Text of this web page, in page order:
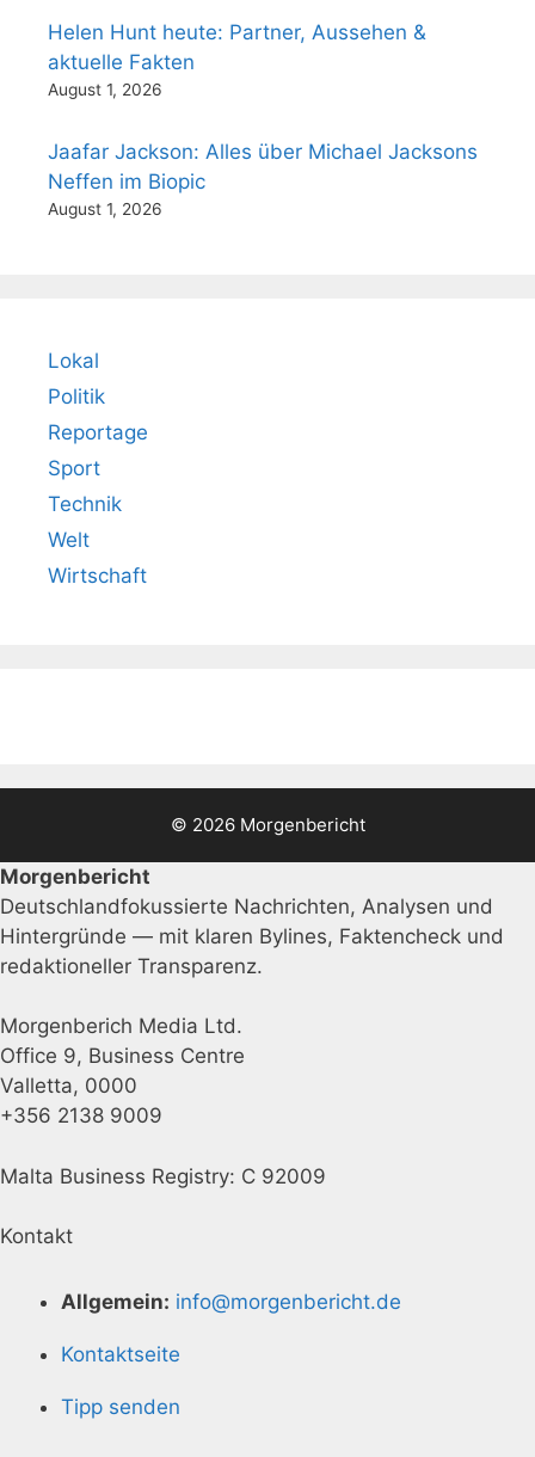
Helen Hunt heute: Partner, Aussehen &
aktuelle Fakten
August 1, 2026
Jaafar Jackson: Alles über Michael Jacksons
Neffen im Biopic
August 1, 2026
Lokal
Politik
Reportage
Sport
Technik
Welt
Wirtschaft
© 2026 Morgenbericht
Morgenbericht
Deutschlandfokussierte Nachrichten, Analysen und
Hintergründe — mit klaren Bylines, Faktencheck und
redaktioneller Transparenz.
Morgenberich Media Ltd.
Office 9, Business Centre
Valletta, 0000
+356 2138 9009
Malta Business Registry: C 92009
Kontakt
Allgemein: info@morgenbericht.de
Kontaktseite
Tipp senden